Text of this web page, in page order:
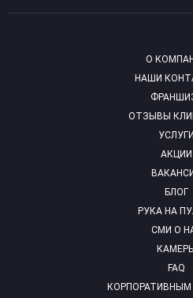
О
НАШИ
ОТЗЫВЫ
УСЛУГИ
АКЦИИ
БЛОГ
РУКА НА
СМИ О
КАМЕРЫ
FAQ